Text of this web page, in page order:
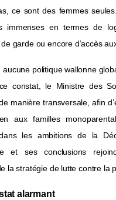
ce sont des femmes
immenses en termes de
garde ou encore d’accès
aucune politique wallonne
constat, le Ministre des
manière transversale, afin
aux familles
dans les ambitions de la
et ses conclusions
la stratégie de lutte contre la
alarmant